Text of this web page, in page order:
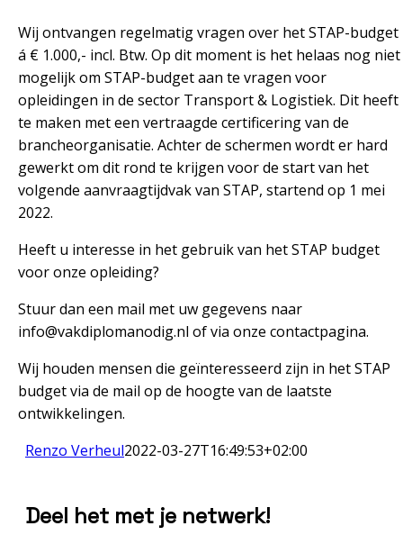
Wij ontvangen regelmatig vragen over het STAP-budget
á € 1.000,- incl. Btw. Op dit moment is het helaas nog niet
mogelijk om STAP-budget aan te vragen voor
opleidingen in de sector Transport & Logistiek. Dit heeft
te maken met een vertraagde certificering van de
brancheorganisatie. Achter de schermen wordt er hard
gewerkt om dit rond te krijgen voor de start van het
volgende aanvraagtijdvak van STAP, startend op 1 mei
2022.
Heeft u interesse in het gebruik van het STAP budget
voor onze opleiding?
Stuur dan een mail met uw gegevens naar
info@vakdiplomanodig.nl of via onze contactpagina.
Wij houden mensen die geïnteresseerd zijn in het STAP
budget via de mail op de hoogte van de laatste
ontwikkelingen.
Renzo Verheul2022-03-27T16:49:53+02:00
Deel het met je netwerk!